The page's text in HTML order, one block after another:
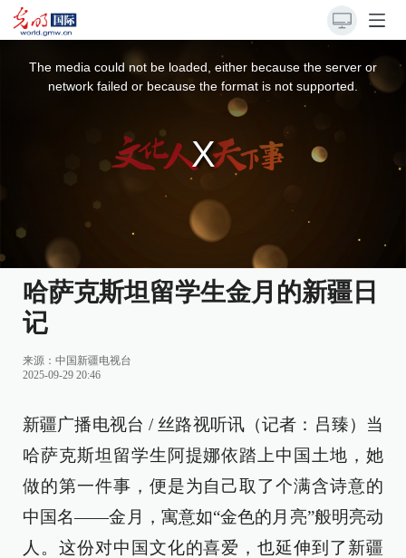
The media could not be loaded, either because the server or
network failed or because the format is not supported.
哈萨克斯坦留学生金月的新疆日
记
来源： 中国新疆电视台
2025-09-29 20:46
新疆广播电视台 / 丝路视听讯（记者：吕臻）当
哈萨克斯坦留学生阿提娜依踏上中国土地，她
做的第一件事，便是为自己取了个满含诗意的
中国名——金月，寓意如“金色的月亮”般明亮动
人。这份对中国文化的喜爱，也延伸到了新疆